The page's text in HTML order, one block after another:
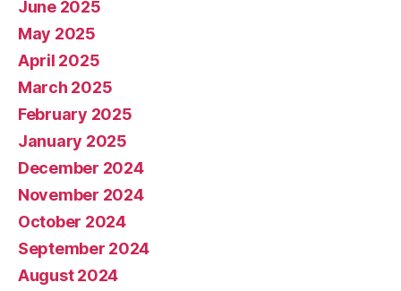
June 2025
May 2025
April 2025
March 2025
February 2025
January 2025
December 2024
November 2024
October 2024
September 2024
August 2024